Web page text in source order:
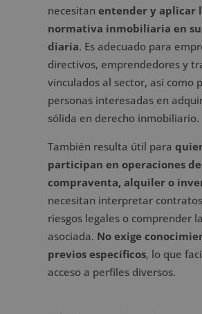
necesitan entender y aplicar
normativa inmobiliaria en
diaria. Es adecuado para
directivos, emprendedores y
vinculados al sector, así como
personas interesadas en
sólida en derecho inmobiliario.
También resulta útil para
participan en operaciones de
compraventa, alquiler o
necesitan interpretar
riesgos legales o comprender
asociada. No exige
previos específicos, lo que
acceso a perfiles diversos.